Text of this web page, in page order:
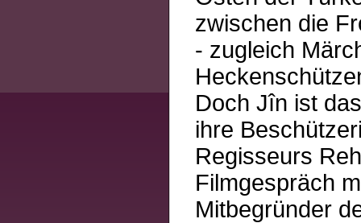
zwischen die
- zugleich
Doch Jîn ist
ihre
Regisseurs
Filmgespräch
Mitbegründer